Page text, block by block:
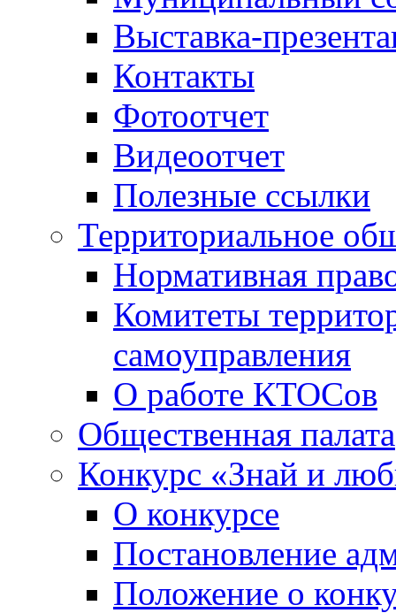
Выставка-
Контакты
Фотоотчет
Видеоотчет
Полезные ссылки
Территориальное
Нормативная
Комитеты
самоуправления
О работе КТОСов
Общественная палата
Конкурс «Знай и
О конкурсе
Постановление
Положение о